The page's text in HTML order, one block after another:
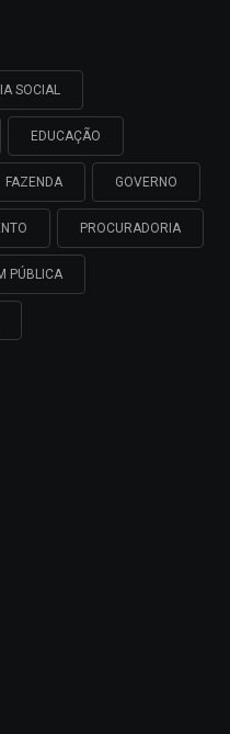
SOCIAL
EDUCAÇÃO
FAZENDA GOVERNO
PROCURADORIA
PÚBLICA